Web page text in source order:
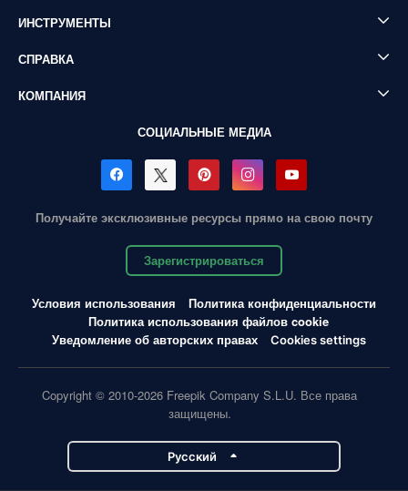
ИНСТРУМЕНТЫ
СПРАВКА
КОМПАНИЯ
СОЦИАЛЬНЫЕ МЕДИА
Получайте эксклюзивные ресурсы прямо на свою почту
Зарегистрироваться
Условия использования
Политика конфиденциальности
Политика использования файлов cookie
Уведомление об авторских правах
Cookies settings
Copyright © 2010-2026 Freepik Company S.L.U. Все права
защищены.
Pусский